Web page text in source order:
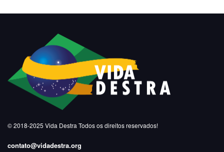
© 2018-2025 Vida DestraTodos os direitos reservados!
contato@vidadestra.org